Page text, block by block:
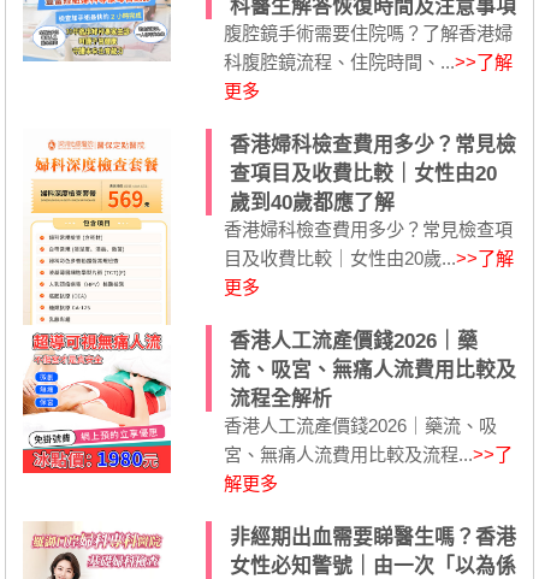
科醫生解答恢復時間及注意事項
腹腔鏡手術需要住院嗎？了解香港婦
科腹腔鏡流程、住院時間、...>>了解
更多
香港婦科檢查費用多少？常見檢
查項目及收費比較｜女性由20
歲到40歲都應了解
香港婦科檢查費用多少？常見檢查項
目及收費比較｜女性由20歲...>>了解
更多
香港人工流產價錢2026｜藥
流、吸宮、無痛人流費用比較及
流程全解析
香港人工流產價錢2026｜藥流、吸
宮、無痛人流費用比較及流程...>>了
解更多
非經期出血需要睇醫生嗎？香港
女性必知警號｜由一次「以為係